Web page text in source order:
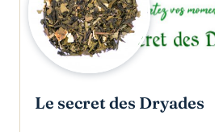
Le secret des Dryades